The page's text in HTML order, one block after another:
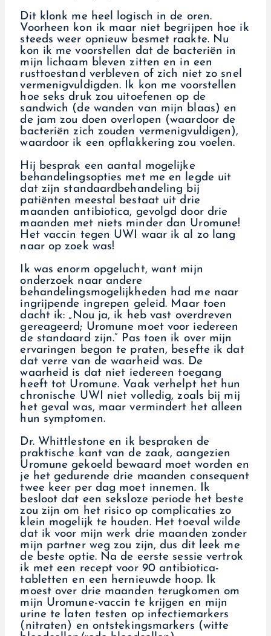
Dit klonk me heel logisch in de oren.
Voorheen kon ik maar niet begrijpen hoe ik
steeds weer opnieuw besmet raakte. Nu
kon ik me voorstellen dat de bacteriën in
mijn lichaam bleven zitten en in een
rusttoestand verbleven of zich niet zo snel
vermenigvuldigden. Ik kon me voorstellen
hoe seks druk zou uitoefenen op de
sandwich (de wanden van mijn blaas) en
de jam zou doen overlopen (waardoor de
bacteriën zich zouden vermenigvuldigen),
waardoor ik een opflakkering zou voelen.
Hij besprak een aantal mogelijke
behandelingsopties met me en legde uit
dat zijn standaardbehandeling bij
patiënten meestal bestaat uit drie
maanden antibiotica, gevolgd door drie
maanden met niets minder dan Uromune!
Het vaccin tegen UWI waar ik al zo lang
naar op zoek was!
Ik was enorm opgelucht, want mijn
onderzoek naar andere
behandelingsmogelijkheden had me naar
ingrijpende ingrepen geleid. Maar toen
dacht ik: „Nou ja, ik heb vast overdreven
gereageerd; Uromune moet voor iedereen
de standaard zijn.” Pas toen ik over mijn
ervaringen begon te praten, besefte ik dat
dat verre van de waarheid was. De
waarheid is dat niet iedereen toegang
heeft tot Uromune. Vaak verhelpt het hun
chronische UWI niet volledig, zoals bij mij
het geval was, maar vermindert het alleen
hun symptomen.
Dr. Whittlestone en ik bespraken de
praktische kant van de zaak, aangezien
Uromune gekoeld bewaard moet worden en
je het gedurende drie maanden consequent
twee keer per dag moet innemen. Ik
besloot dat een seksloze periode het beste
zou zijn om het risico op complicaties zo
klein mogelijk te houden. Het toeval wilde
dat ik voor mijn werk drie maanden zonder
mijn partner weg zou zijn, dus dit leek me
de beste optie. Na de eerste sessie vertrok
ik met een recept voor 90 antibiotica-
tabletten en een hernieuwde hoop. Ik
moest over drie maanden terugkomen om
mijn Uromune-vaccin te krijgen en mijn
urine te laten testen op infectiemarkers
(nitraten) en ontstekingsmarkers (witte